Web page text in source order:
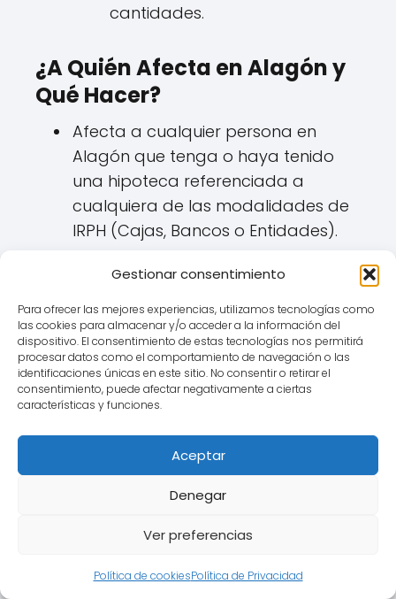
Gestionar consentimiento
Para ofrecer las mejores experiencias, utilizamos tecnologías como
las cookies para almacenar y/o acceder a la información del
dispositivo. El consentimiento de estas tecnologías nos permitirá
procesar datos como el comportamiento de navegación o las
identificaciones únicas en este sitio. No consentir o retirar el
consentimiento, puede afectar negativamente a ciertas
características y funciones.
Aceptar
Denegar
Ver preferencias
Política de cookiesPolítica de Privacidad
cantidades.
¿A Quién Afecta en Alagón y
Qué Hacer?
Afecta a cualquier persona en
Alagón que tenga o haya tenido
una hipoteca referenciada a
cualquiera de las modalidades de
IRPH (Cajas, Bancos o Entidades).
Recomendaciones:
hipoteca:Verificar qué índice
de referencia se aplica y qué
información se dio sobre él en
el momento de la firma
cuando firmaste en Alagón o
donde correspondiese.
Recopilar documentación:
Guardar la escritura y
informativo entregado por el
banco.